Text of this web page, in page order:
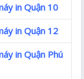
in Quận 10
in Quận 12
in Quận Phú